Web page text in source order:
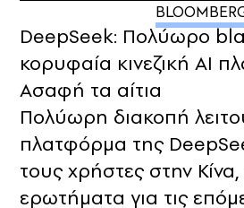
DeepSeek: Πολύωρο
κορυφαία κινεζική AI
Ασαφή τα αίτια
Πολύωρη διακοπή
πλατφόρμα της
τους χρήστες στην Κίνα,
ερωτήματα για τις